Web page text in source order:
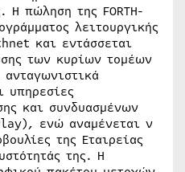
Η πώληση της FORTH-
λειτουργικής
και εντάσσεται
των κυρίων τομέων
υπηρεσίες
και συνδυασμένων
ενώ αναμένεται ν
της Εταιρείας
της. Η